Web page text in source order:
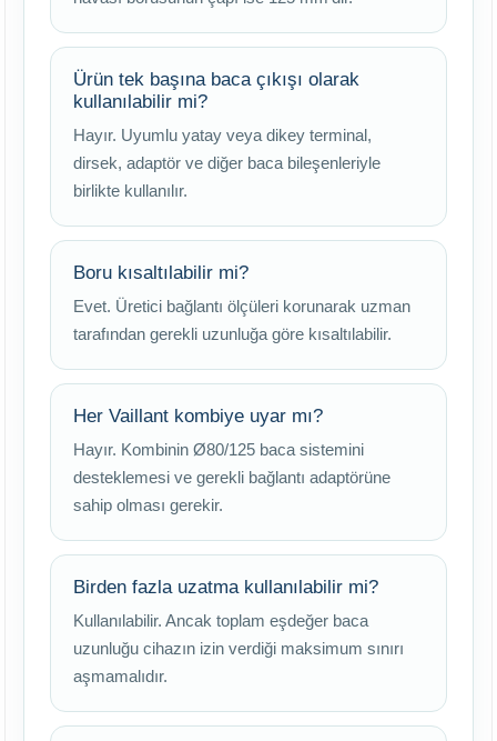
Ürün tek başına baca çıkışı olarak
kullanılabilir mi?
Hayır. Uyumlu yatay veya dikey terminal,
dirsek, adaptör ve diğer baca bileşenleriyle
birlikte kullanılır.
Boru kısaltılabilir mi?
Evet. Üretici bağlantı ölçüleri korunarak uzman
tarafından gerekli uzunluğa göre kısaltılabilir.
Her Vaillant kombiye uyar mı?
Hayır. Kombinin Ø80/125 baca sistemini
desteklemesi ve gerekli bağlantı adaptörüne
sahip olması gerekir.
Birden fazla uzatma kullanılabilir mi?
Kullanılabilir. Ancak toplam eşdeğer baca
uzunluğu cihazın izin verdiği maksimum sınırı
aşmamalıdır.